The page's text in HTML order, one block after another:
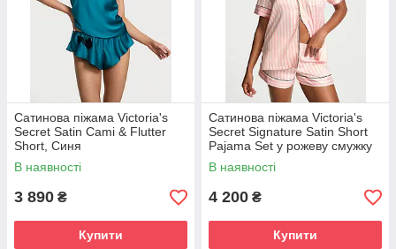
Сатинова піжама Victoria's
Secret Satin Cami & Flutter
Short, Синя
В наявності
3 890 ₴
Купити
Сатинова піжама Victoria's
Secret Signature Satin Short
Pajama Set у рожеву смужку
В наявності
4 200 ₴
Купити